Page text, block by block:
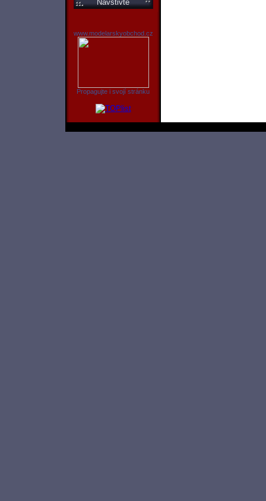
Navštivte
www.modelarskyobchod.cz
Propagujte i svojí stránku